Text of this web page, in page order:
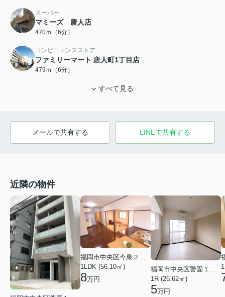
スーパー
マミーズ 唐人店
470ｍ（6分）
コンビニエンスストア
ファミリーマート 唐人町1丁目店
479ｍ（6分）
すべて見る
メールで共有する LINEで共有する
近隣の物件
1LDK (56.10㎡)
8万円
福岡市中央区警固１丁目
1R (26.62㎡)
5万円